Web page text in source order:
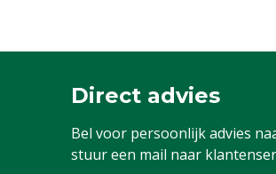
Direct advies
Bel voor persoonlijk advies
stuur een mail naar